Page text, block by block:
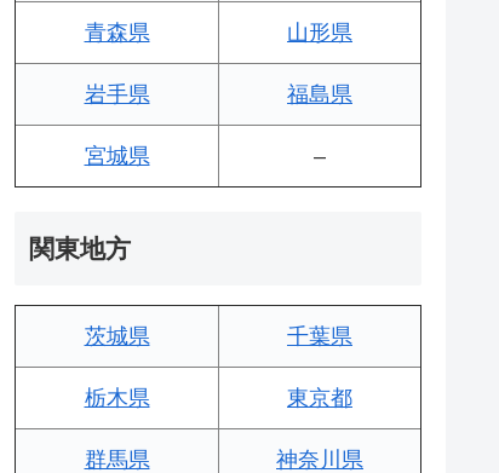
青森県 山形県
岩手県 福島県
宮城県 –
関東地方
茨城県 千葉県
栃木県 東京都
群馬県 神奈川県